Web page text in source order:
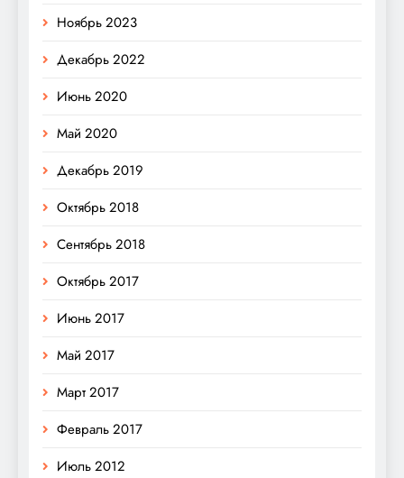
Ноябрь 2023
Декабрь 2022
Июнь 2020
Май 2020
Декабрь 2019
Октябрь 2018
Сентябрь 2018
Октябрь 2017
Июнь 2017
Май 2017
Март 2017
Февраль 2017
Июль 2012